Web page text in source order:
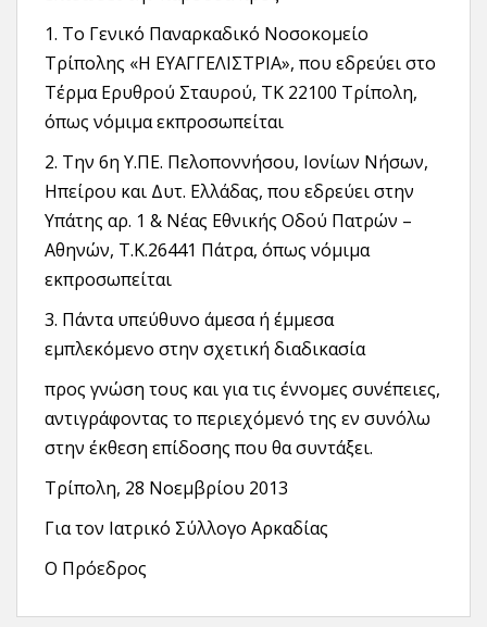
1. Το Γενικό Παναρκαδικό Νοσοκομείο
Τρίπολης «Η ΕΥΑΓΓΕΛΙΣΤΡΙΑ», που εδρεύει στο
Τέρμα Ερυθρού Σταυρού, ΤΚ 22100 Τρίπολη,
όπως νόμιμα εκπροσωπείται
2. Την 6η Υ.ΠΕ. Πελοποννήσου, Ιονίων Νήσων,
Ηπείρου και Δυτ. Ελλάδας, που εδρεύει στην
Υπάτης αρ. 1 & Νέας Εθνικής Οδού Πατρών –
Αθηνών, Τ.Κ.26441 Πάτρα, όπως νόμιμα
εκπροσωπείται
3. Πάντα υπεύθυνο άμεσα ή έμμεσα
εμπλεκόμενο στην σχετική διαδικασία
προς γνώση τους και για τις έννομες συνέπειες,
αντιγράφοντας το περιεχόμενό της εν συνόλω
στην έκθεση επίδοσης που θα συντάξει.
Τρίπολη, 28 Νοεμβρίου 2013
Για τον Ιατρικό Σύλλογο Αρκαδίας
Ο Πρόεδρος